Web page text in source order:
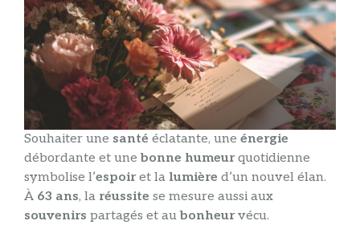
Souhaiter une santé éclatante, une énergie
débordante et unebonne humeurquotidienne
symbolise l’espoiret la lumière d’un nouvel élan.
À 63 ans, la réussite se mesure aussi aux
souvenirs partagés et aubonheurvécu.